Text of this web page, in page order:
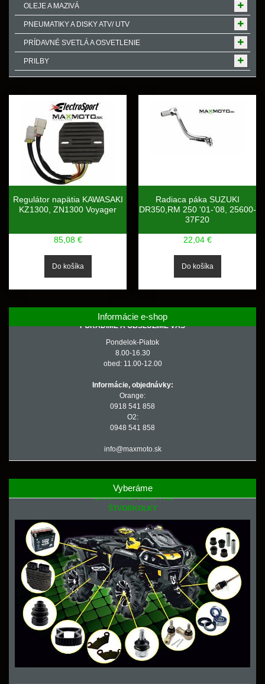
OLEJE A MAZIVÁ
PNEUMATIKY A DISKY ATV/ UTV
PRÍDAVNÉ SVETLÁ A OSVETLENIE
PRILBY
Regulátor napätia KAWASAKI
KZ1300, ZN1300 Voyager
85,08 €
Radiaca páka SUZUKI
DR350,RM 250 '01-'08, 25600-
37F20
22,04 €
Informácie e-shop
PORADÍME A OBSLÚŽIME VÁS
Pondelok-Piatok
8.00-16.30
obed: 11.00-12.00
Informácie, objednávky:
Orange:
0918 541 858
O2:
0948 541 858
info@maxmoto.sk
Vyberáme
NÁHRADNÉ DIELY PRE
ŠTVORKOLKY